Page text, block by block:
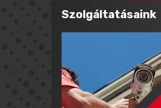
Szolgáltatásaink